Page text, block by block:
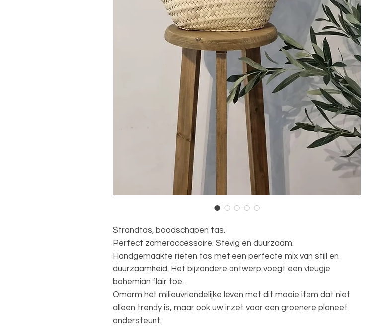
Strandtas, boodschapen tas.
Perfect zomeraccessoire. Stevig en duurzaam.
Handgemaakte rieten tas met een perfecte mix van stijl en
duurzaamheid. Het bijzondere ontwerp voegt een vleugje
bohemian flair toe.
Omarm het milieuvriendelijke leven met dit mooie item dat niet
alleen trendy is, maar ook uw inzet voor een groenere planeet
ondersteunt.